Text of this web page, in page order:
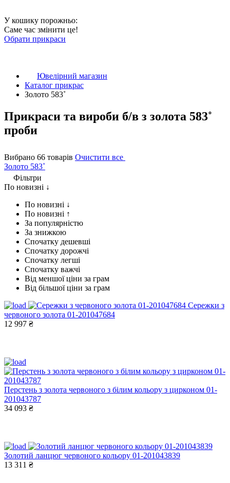
У кошику порожньо:
Саме час змінити це!
Обрати прикраси
Ювелірний магазин
Каталог прикрас
Золото 583˚
Прикраси та вироби б/в з золота 583˚
проби
Вибрано 66 товарів Очистити все
Золото 583˚
Фільтри
По новизні ↓
По новизні ↓
По новизні ↑
За популярністю
За знижкою
Спочатку дешевші
Спочатку дорожчі
Спочатку легші
Спочатку важчі
Від меншої ціни за грам
Від більшої ціни за грам
Сережки з
червоного золота 01-201047684
12 997 ₴
Перстень з золота червоного з білим кольору з цирконом 01-
201043787
34 093 ₴
Золотий ланцюг червоного кольору 01-201043839
13 311 ₴